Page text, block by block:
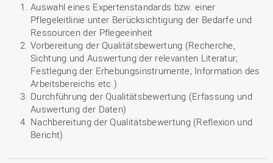
Auswahl eines Expertenstandards bzw. einer
Pflegeleitlinie unter Berücksichtigung der Bedarfe und
Ressourcen der Pflegeeinheit
Vorbereitung der Qualitätsbewertung (Recherche,
Sichtung und Auswertung der relevanten Literatur;
Festlegung der Erhebungsinstrumente; Information des
Arbeitsbereichs etc.)
Durchführung der Qualitätsbewertung (Erfassung und
Auswertung der Daten)
Nachbereitung der Qualitätsbewertung (Reflexion und
Bericht)